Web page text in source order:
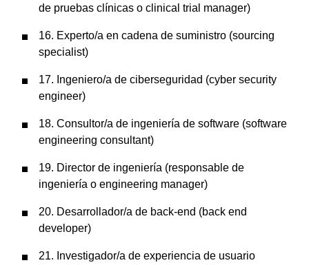
de pruebas clínicas o clinical trial manager)
16. Experto/a en cadena de suministro (sourcing
specialist)
17. Ingeniero/a de ciberseguridad (cyber security
engineer)
18. Consultor/a de ingeniería de software (software
engineering consultant)
19. Director de ingeniería (responsable de
ingeniería o engineering manager)
20. Desarrollador/a de back-end (back end
developer)
21. Investigador/a de experiencia de usuario